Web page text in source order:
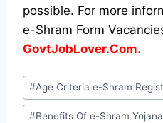
possible. For more
e-Shram Form
GovtJobLover.Com.
Post
Tags:
#Age Criteria e-Shram
#Benefits Of e-Shram Yojana